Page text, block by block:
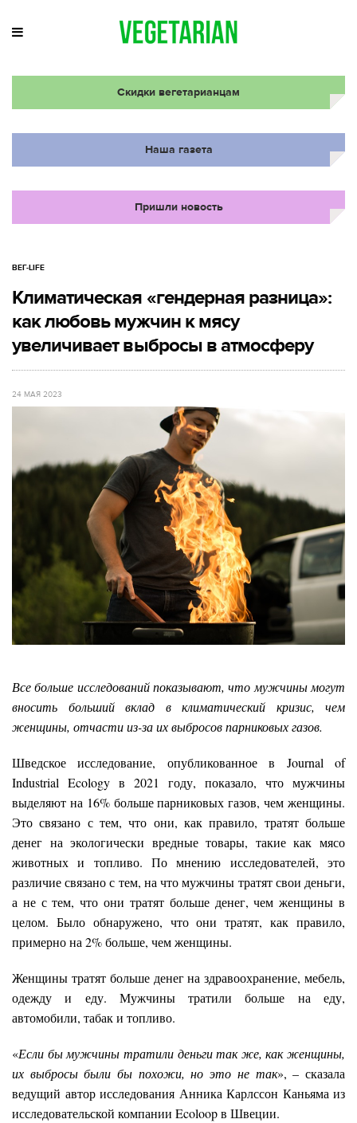
Скидки вегетарианцам
Наша газета
Пришли новость
ВЕГ-LIFE
Климатическая «гендерная разница»:
как любовь мужчин к мясу
увеличивает выбросы в атмосферу
24 МАЯ 2023
Все больше исследований показывают, что мужчины могут
вносить больший вклад в климатический кризис, чем
женщины, отчасти из-за их выбросов парниковых газов.
Шведское исследование, опубликованное в Journal of
Industrial Ecology в 2021 году, показало, что мужчины
выделяют на 16% больше парниковых газов, чем женщины.
Это связано с тем, что они, как правило, тратят больше
денег на экологически вредные товары, такие как мясо
животных и топливо. По мнению исследователей, это
различие связано с тем, на что мужчины тратят свои деньги,
а не с тем, что они тратят больше денег, чем женщины в
целом. Было обнаружено, что они тратят, как правило,
примерно на 2% больше, чем женщины.
Женщины тратят больше денег на здравоохранение, мебель,
одежду и еду. Мужчины тратили больше на еду,
автомобили, табак и топливо.
«Если бы мужчины тратили деньги так же, как женщины,
их выбросы были бы похожи, но это не так», – сказала
ведущий автор исследования Анника Карлссон Каньяма из
исследовательской компании Ecoloop в Швеции.